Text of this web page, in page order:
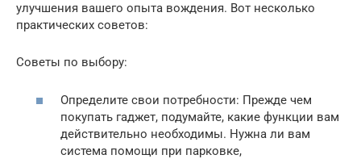
улучшения вашего опыта вождения. Вот несколько
практических советов:
Советы по выбору:
Определите свои потребности: Прежде чем
покупать гаджет, подумайте, какие функции вам
действительно необходимы. Нужна ли вам
система помощи при парковке,